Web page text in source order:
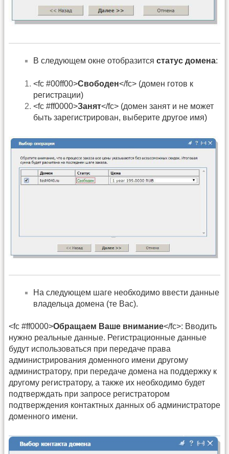
В следующем окне отобразится статус домена:
<fc #00ff00>Свободен</fc> (домен готов к
регистрации)
<fc #ff0000>Занят</fc> (домен занят и не может
быть зарегистрирован, выберите другое имя)
На следующем шаге необходимо ввести данные
владельца домена (те Вас).
<fc #ff0000>Обращаем Ваше внимание</fc>: Вводить
нужно реальные данные. Регистрационные данные
будут использоваться при передаче права
администрирования доменного имени другому
администратору, при передаче домена на поддержку к
другому регистратору, а также их необходимо будет
подтверждать при запросе регистратором
подтверждения контактных данных об администраторе
доменного имени.